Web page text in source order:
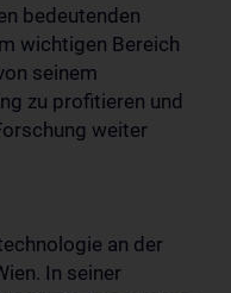
bedeutenden
wichtigen Bereich
seinem
zu profitieren und
weiter
an der
In seiner